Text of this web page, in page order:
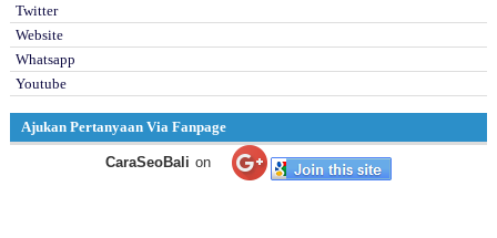
Twitter
Website
Whatsapp
Youtube
Ajukan Pertanyaan Via Fanpage
CaraSeoBali on